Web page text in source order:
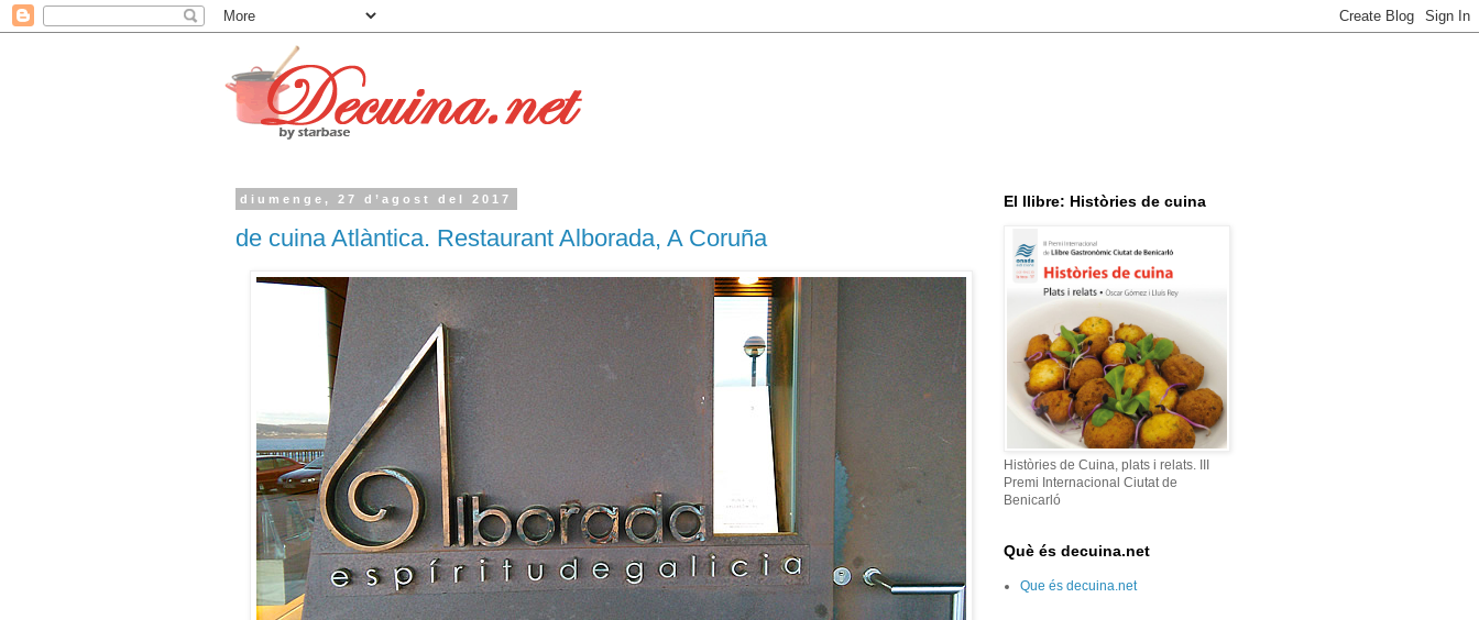
diumenge, 27 d’agost del 2017
de cuina Atlàntica. Restaurant Alborada, A Coruña
El llibre: Històries de cuina
Històries de Cuina, plats i relats. III
Premi Internacional Ciutat de
Benicarló
Què és decuina.net
Que és decuina.net